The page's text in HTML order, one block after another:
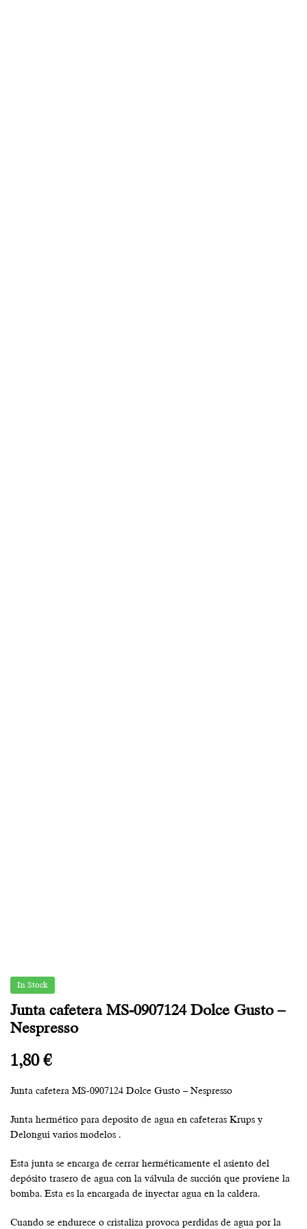
In Stock
Junta cafetera MS-0907124 Dolce Gusto –
Nespresso
1,80€
Junta cafetera MS-0907124 Dolce Gusto – Nespresso
Junta hermético para deposito de agua en cafeteras Krups y
Delongui varios modelos .
Esta junta se encarga de cerrar herméticamente el asiento del
depósito trasero de agua con la válvula de succión que proviene la
bomba. Esta es la encargada de inyectar agua en la caldera.
Cuando se endurece o cristaliza provoca perdidas de agua por la